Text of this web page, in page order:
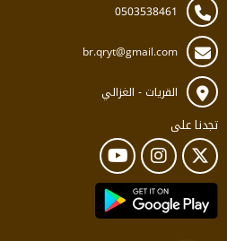
0503538461
br.qryt@gmail.com
القريات - الغزالي
تجدنا على